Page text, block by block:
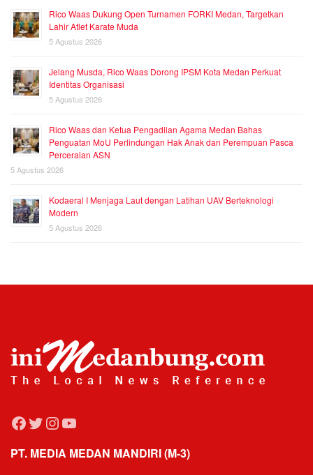
Rico Waas Dukung Open Turnamen FORKI Medan, Targetkan
Lahir Atlet Karate Muda
5 Agustus 2026
Jelang Musda, Rico Waas Dorong IPSM Kota Medan Perkuat
Identitas Organisasi
5 Agustus 2026
Rico Waas dan Ketua Pengadilan Agama Medan Bahas
Penguatan MoU Perlindungan Hak Anak dan Perempuan Pasca
Perceraian ASN
5 Agustus 2026
Kodaeral I Menjaga Laut dengan Latihan UAV Berteknologi
Modern
5 Agustus 2026
Facebook
Twitter
Instagram
YouTube
PT. MEDIA MEDAN MANDIRI (M-3)